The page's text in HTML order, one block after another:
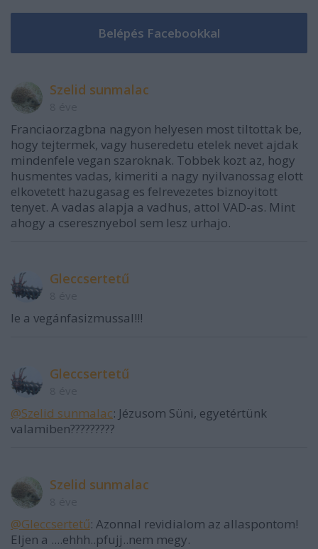
Szelid sunmalac
Franciaorzagbna nagyon helyesen most tiltottak be,
hogy tejtermek, vagy huseredetu etelek nevet ajdak
mindenfele vegan szaroknak. Tobbek kozt az, hogy
husmentes vadas, kimeriti a nagy nyilvanossag elott
elkovetett hazugasag es felrevezetes biznoyitott
tenyet. A vadas alapja a vadhus, attol VAD-as. Mint
ahogy a cseresznyebol sem lesz urhajo.
Gleccsertetű
le a vegánfasizmussal!!!
Gleccsertetű
@Szelid sunmalac: Jézusom Süni, egyetértünk
valamiben?????????
Szelid sunmalac
@Gleccsertetű: Azonnal revidialom az allaspontom!
Eljen a ....ehhh..pfujj..nem megy.